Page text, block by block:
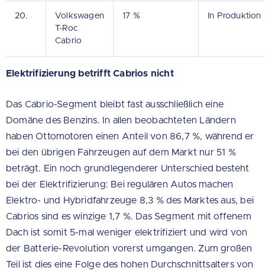
20.
Volkswagen
T-Roc
Cabrio
17 % In Produktion
Elektrifizierung betrifft Cabrios nicht
Das Cabrio-Segment bleibt fast ausschließlich eine
Domäne des Benzins. In allen beobachteten Ländern
haben Ottomotoren einen Anteil von 86,7 %, während er
bei den übrigen Fahrzeugen auf dem Markt nur 51 %
beträgt. Ein noch grundlegenderer Unterschied besteht
bei der Elektrifizierung: Bei regulären Autos machen
Elektro- und Hybridfahrzeuge 8,3 % des Marktes aus, bei
Cabrios sind es winzige 1,7 %. Das Segment mit offenem
Dach ist somit 5-mal weniger elektrifiziert und wird von
der Batterie-Revolution vorerst umgangen. Zum großen
Teil ist dies eine Folge des hohen Durchschnittsalters von